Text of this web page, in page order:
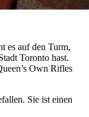
es auf den Turm,
Toronto hast.
Own Rifles
Sie ist einen